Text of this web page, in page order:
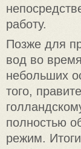
работу.
Позже для
вод во
небольших
того,
полностью
режим.